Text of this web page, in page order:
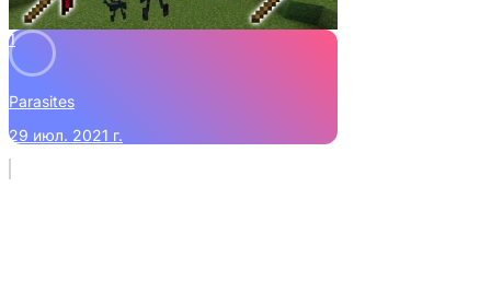
1
Parasites
29 июл. 2021 г.